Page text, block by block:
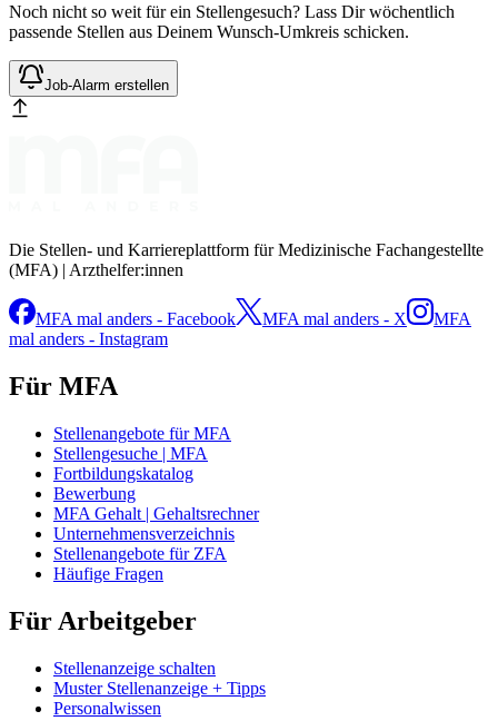
Noch nicht so weit für ein Stellengesuch? Lass Dir wöchentlich
passende Stellen aus Deinem Wunsch-Umkreis schicken.
Job-Alarm erstellen
Die Stellen- und Karriereplattform für Medizinische Fachangestellte
(MFA) | Arzthelfer:innen
MFA mal anders - Facebook MFA mal anders - X
MFA
mal anders - Instagram
Für MFA
Stellenangebote für MFA
Stellengesuche | MFA
Fortbildungskatalog
Bewerbung
MFA Gehalt | Gehaltsrechner
Unternehmensverzeichnis
Stellenangebote für ZFA
Häufige Fragen
Für Arbeitgeber
Stellenanzeige schalten
Muster Stellenanzeige + Tipps
Personalwissen